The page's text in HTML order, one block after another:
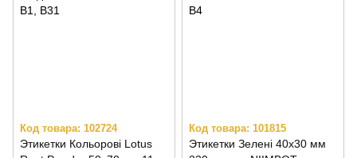
Код товара: 102724
Этикетки Кольорові Lotus
Код товара: 101815
Этикетки Зелені 40х30 мм